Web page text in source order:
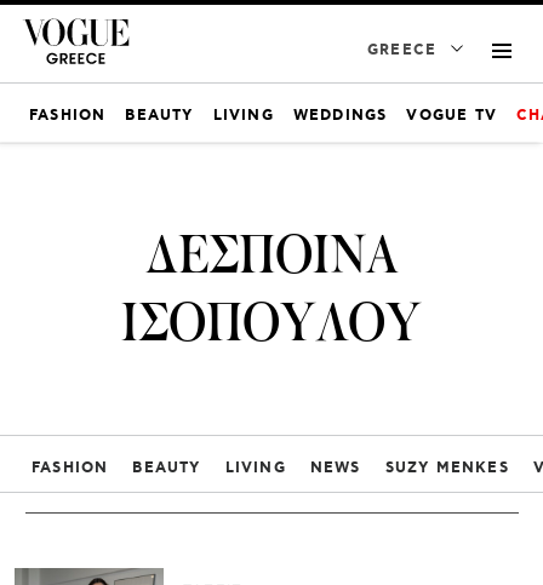
GREECE
FASHION BEAUTY LIVING WEDDINGS VOGUE TV
ΔΕΣΠΟΙΝΑ
ΙΣΟΠΟΥΛΟΥ
FASHION BEAUTY LIVING NEWS SUZY MENKES